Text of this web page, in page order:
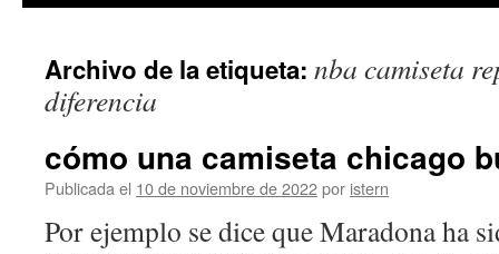
contenido
Archivo de la etiqueta: nba camiseta
diferencia
cómo una camiseta chicago
Publicada el 10 de noviembre de 2022por istern
Por ejemplo se dice que Maradona ha